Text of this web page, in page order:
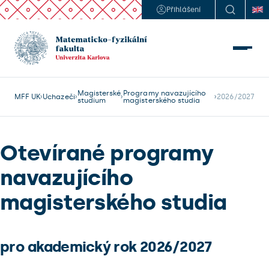
Přihlášení
MFF UK Uchazeči Magisterské
studium
Programy navazujícího
magisterského studia
2026/2027
Otevírané programy
navazujícího
magisterského studia
pro akademický rok 2026/2027